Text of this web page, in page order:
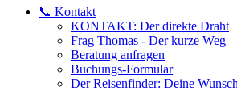
📞 Kontakt
KONTAKT: Der direkte Draht
Frag Thomas - Der kurze Weg
Beratung anfragen
Buchungs-Formular
Der Reisenfinder: Deine